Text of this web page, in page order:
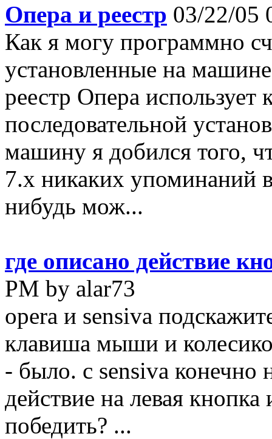
Опера и реестр 03/22/05
Как я могу программно
установленные на
реестр Опера
последовательной
машину я добился того,
7.x никаких упоминаний
нибудь мож...
где описано действие
PM by alar73
opera и sensiva
клавиша мыши и
- было. с sensiva конечно
действие на левая
победить? ...